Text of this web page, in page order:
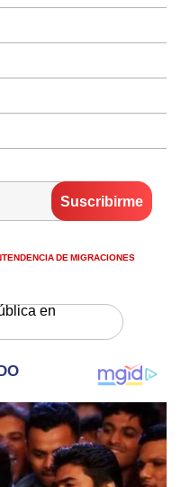
DE MIGRACIONES
en